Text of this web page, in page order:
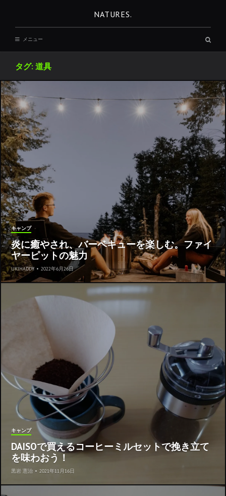
移
動
NATURES.
メニュー
ス
タグ: 道具
キャンプ
炎に癒やされ、バーベキューを楽しむ。ファイ
ヤーピットの魅力
UKIHADDY • 2022年6月26日
キャンプ
DAISOで買えるコーヒーミルセットで挽き立て
を味わおう！
黒岩 憲治 • 2021年11月16日